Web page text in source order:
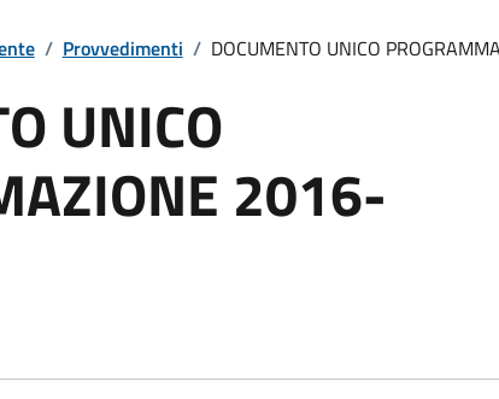
/ Provvedimenti / DOCUMENTO UNICO
UNICO
2016-